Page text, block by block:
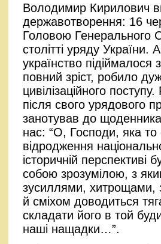
Володимир Кирилович
державотворення: 16
Головою Генерального
столітті уряду України.
українство
повний зріст, робило
цивілізаційного
після свого урядового
занотував до
нас: “О, Господи, яка то
відродження
історичній
собою зрозумілою, з
зусиллями,
й сміхом доводиться
складати його в той
наші нащадки…”.